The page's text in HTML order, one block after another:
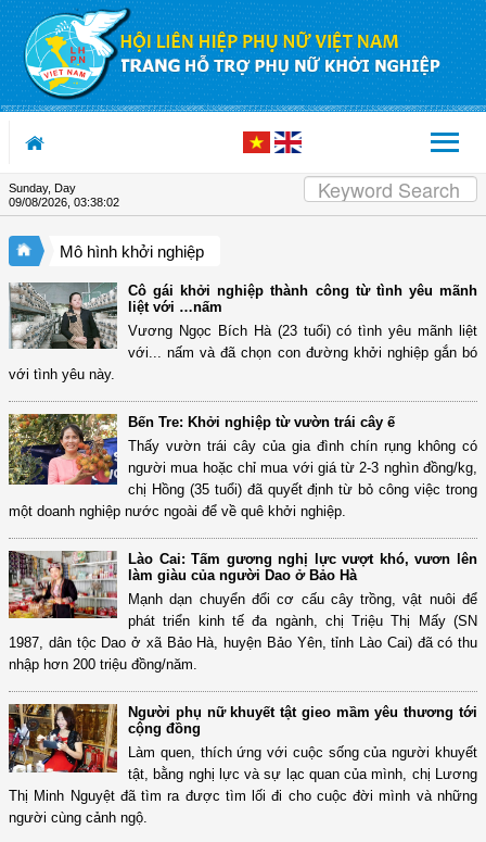
Skip to Content
Sunday, Day
09/08/2026 03:38:03
Mô hình khởi nghiệp
Cô gái khởi nghiệp thành công từ tình yêu mãnh
liệt với …nấm
Vương Ngọc Bích Hà (23 tuổi) có tình yêu mãnh liệt
với... nấm và đã chọn con đường khởi nghiệp gắn bó
với tình yêu này.
Bến Tre: Khởi nghiệp từ vườn trái cây ế
Thấy vườn trái cây của gia đình chín rụng không có
người mua hoặc chỉ mua với giá từ 2-3 nghìn đồng/kg,
chị Hồng (35 tuổi) đã quyết định từ bỏ công việc trong
một doanh nghiệp nước ngoài để về quê khởi nghiệp.
Lào Cai: Tấm gương nghị lực vượt khó, vươn lên
làm giàu của người Dao ở Bảo Hà
Mạnh dạn chuyển đổi cơ cấu cây trồng, vật nuôi để
phát triển kinh tế đa ngành, chị Triệu Thị Mấy (SN
1987, dân tộc Dao ở xã Bảo Hà, huyện Bảo Yên, tỉnh Lào Cai) đã có thu
nhập hơn 200 triệu đồng/năm.
Người phụ nữ khuyết tật gieo mầm yêu thương tới
cộng đồng
Làm quen, thích ứng với cuộc sống của người khuyết
tật, bằng nghị lực và sự lạc quan của mình, chị Lương
Thị Minh Nguyệt đã tìm ra được tìm lối đi cho cuộc đời mình và những
người cùng cảnh ngộ.